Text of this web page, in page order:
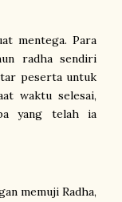
mentega. Para
radha sendiri
peserta untuk
waktu selesai,
yang telah ia
memuji Radha,